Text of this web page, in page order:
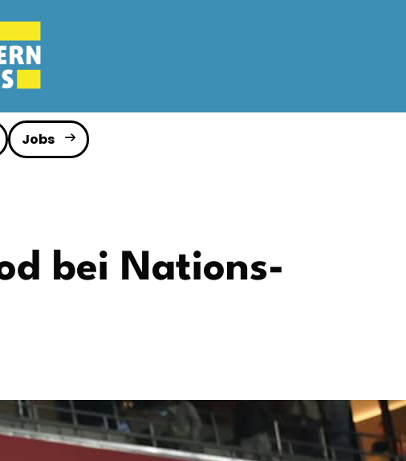
Jobs
bei Nations-